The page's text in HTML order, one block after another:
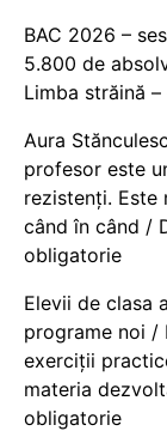
BAC 2026 –
5.800 de
Limba străină
Aura
profesor este
rezistenți. Este
când în când /
obligatorie
Elevii de clasa
programe noi /
exerciții
materia
obligatorie